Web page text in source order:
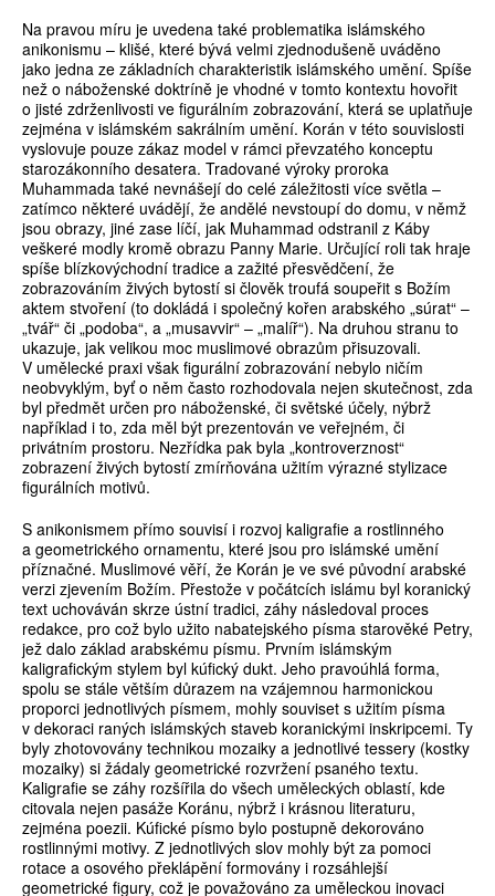
Na pravou míru je uvedena také problematika islámského
anikonismu – klišé, které bývá velmi zjednodušeně uváděno
jako jedna ze základních charakteristik islámského umění. Spíše
než o náboženské doktríně je vhodné v tomto kontextu hovořit
o jisté zdrženlivosti ve figurálním zobrazování, která se uplatňuje
zejména v islámském sakrálním umění. Korán v této souvislosti
vyslovuje pouze zákaz model v rámci převzatého konceptu
starozákonního desatera. Tradované výroky proroka
Muhammada také nevnášejí do celé záležitosti více světla –
zatímco některé uvádějí, že andělé nevstoupí do domu, v němž
jsou obrazy, jiné zase líčí, jak Muhammad odstranil z Káby
veškeré modly kromě obrazu Panny Marie. Určující roli tak hraje
spíše blízkovýchodní tradice a zažité přesvědčení, že
zobrazováním živých bytostí si člověk troufá soupeřit s Božím
aktem stvoření (to dokládá i společný kořen arabského „súrat“ –
„tvář“ či „podoba“, a „musavvir“ – „malíř“). Na druhou stranu to
ukazuje, jak velikou moc muslimové obrazům přisuzovali.
V umělecké praxi však figurální zobrazování nebylo ničím
neobvyklým, byť o něm často rozhodovala nejen skutečnost, zda
byl předmět určen pro náboženské, či světské účely, nýbrž
například i to, zda měl být prezentován ve veřejném, či
privátním prostoru. Nezřídka pak byla „kontroverznost“
zobrazení živých bytostí zmírňována užitím výrazné stylizace
figurálních motivů.
S anikonismem přímo souvisí i rozvoj kaligrafie a rostlinného
a geometrického ornamentu, které jsou pro islámské umění
příznačné. Muslimové věří, že Korán je ve své původní arabské
verzi zjevením Božím. Přestože v počátcích islámu byl koranický
text uchováván skrze ústní tradici, záhy následoval proces
redakce, pro což bylo užito nabatejského písma starověké Petry,
jež dalo základ arabskému písmu. Prvním islámským
kaligrafickým stylem byl kúfický dukt. Jeho pravoúhlá forma,
spolu se stále větším důrazem na vzájemnou harmonickou
proporci jednotlivých písmem, mohly souviset s užitím písma
v dekoraci raných islámských staveb koranickými inskripcemi. Ty
byly zhotovovány technikou mozaiky a jednotlivé tessery (kostky
mozaiky) si žádaly geometrické rozvržení psaného textu.
Kaligrafie se záhy rozšířila do všech uměleckých oblastí, kde
citovala nejen pasáže Koránu, nýbrž i krásnou literaturu,
zejména poezii. Kúfické písmo bylo postupně dekorováno
rostlinnými motivy. Z jednotlivých slov mohly být za pomoci
rotace a osového překlápění formovány i rozsáhlejší
geometrické figury, což je považováno za uměleckou inovaci